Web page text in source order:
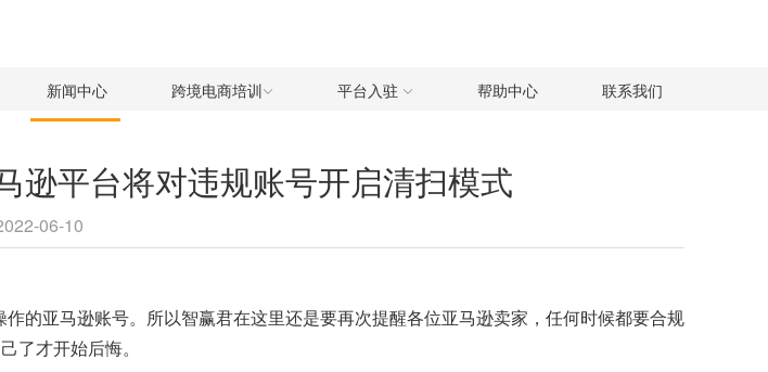
新闻中心 跨境电商培训 平台入驻 帮助中心 联系我们
逊平台将对违规账号开启清扫模式
06-10
的亚马逊账号。所以智赢君在这里还是要再次提醒各位亚马逊卖家，任何时候都要合规
了才开始后悔。